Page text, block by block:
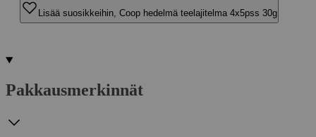
Lisää suosikkeihin, Coop hedelmä teelajitelma 4x5pss 30g
Pakkausmerkinnät